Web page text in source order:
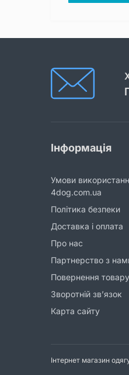
Інформація
Умови
4dog.com.ua
Політика безпеки
Доставка і оплата
Про нас
Партнерство з
Повернення товару
Зворотній зв’язок
Карта сайту
Інтернет магазин